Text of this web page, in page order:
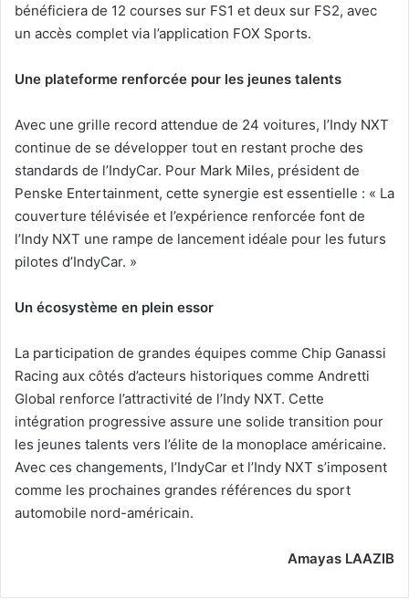
bénéficiera de 12 courses sur FS1 et deux sur FS2, avec
un accès complet via l’application FOX Sports.
Une plateforme renforcée pour les jeunes talents
Avec une grille record attendue de 24 voitures, l’Indy NXT
continue de se développer tout en restant proche des
standards de l’IndyCar. Pour Mark Miles, président de
Penske Entertainment, cette synergie est essentielle : « La
couverture télévisée et l’expérience renforcée font de
l’Indy NXT une rampe de lancement idéale pour les futurs
pilotes d’IndyCar. »
Un écosystème en plein essor
La participation de grandes équipes comme Chip Ganassi
Racing aux côtés d’acteurs historiques comme Andretti
Global renforce l’attractivité de l’Indy NXT. Cette
intégration progressive assure une solide transition pour
les jeunes talents vers l’élite de la monoplace américaine.
Avec ces changements, l’IndyCar et l’Indy NXT s’imposent
comme les prochaines grandes références du sport
automobile nord-américain.
Amayas LAAZIB